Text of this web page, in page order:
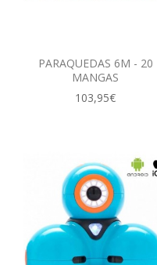
PARAQUEDAS 6M - 20
MANGAS
103,95€